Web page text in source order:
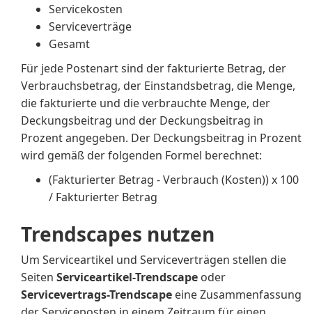
Servicekosten
Serviceverträge
Gesamt
Für jede Postenart sind der fakturierte Betrag, der
Verbrauchsbetrag, der Einstandsbetrag, die Menge,
die fakturierte und die verbrauchte Menge, der
Deckungsbeitrag und der Deckungsbeitrag in
Prozent angegeben. Der Deckungsbeitrag in Prozent
wird gemäß der folgenden Formel berechnet:
(Fakturierter Betrag - Verbrauch (Kosten)) x 100
/ Fakturierter Betrag
Trendscapes nutzen
Um Serviceartikel und Serviceverträgen stellen die
Seiten Serviceartikel-Trendscape oder
Servicevertrags-Trendscape eine Zusammenfassung